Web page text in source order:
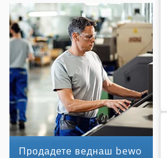
Продадете веднаш bewo